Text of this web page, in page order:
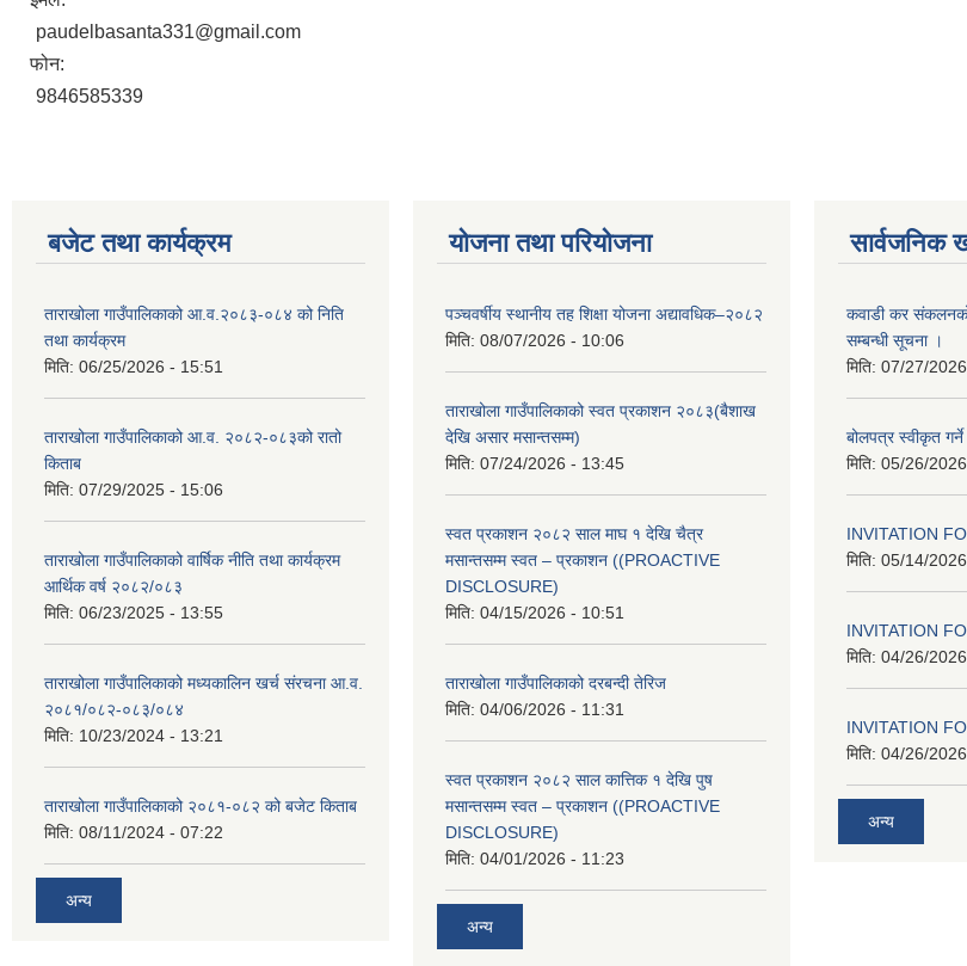
paudelbasanta331@gmail.com
फोन:
9846585339
बजेट तथा कार्यक्रम
ताराखोला गाउँपालिकाको आ.व.२०८३-०८४ को निति
तथा कार्यक्रम
मिति: 06/25/2026 - 15:51
ताराखोला गाउँपालिकाको आ.व. २०८२-०८३को रातो
किताब
मिति: 07/29/2025 - 15:06
ताराखोला गाउँपालिकाको वार्षिक नीति तथा कार्यक्रम
आर्थिक वर्ष २०८२/०८३
मिति: 06/23/2025 - 13:55
ताराखोला गाउँपालिकाको मध्यकालिन खर्च संरचना आ.व.
२०८१/०८२-०८३/०८४
मिति: 10/23/2024 - 13:21
ताराखोला गाउँपालिकाको २०८१-०८२ को बजेट किताब
मिति: 08/11/2024 - 07:22
अन्य
योजना तथा परियोजना
पञ्चवर्षीय स्थानीय तह शिक्षा योजना अद्यावधिक–२०८२
मिति: 08/07/2026 - 10:06
ताराखोला गाउँपालिकाको स्वत प्रकाशन २०८३(बैशाख
देखि असार मसान्तसम्म)
मिति: 07/24/2026 - 13:45
स्वत प्रकाशन २०८२ साल माघ १ देखि चैत्र
मसान्तसम्म स्वत – प्रकाशन ((PROACTIVE
DISCLOSURE)
मिति: 04/15/2026 - 10:51
ताराखोला गाउँपालिकाको दरबन्दी तेरिज
मिति: 04/06/2026 - 11:31
स्वत प्रकाशन २०८२ साल कात्तिक १ देखि पुष
मसान्तसम्म स्वत – प्रकाशन ((PROACTIVE
DISCLOSURE)
मिति: 04/01/2026 - 11:23
अन्य
सार्वजनिक
कवाडी कर
सम्बन्धी सूचना ।
मिति: 07/27/
बोलपत्र स्वीकृत
मिति: 05/26/
INVITATION
मिति: 05/14/
INVITATION
मिति: 04/26/
INVITATION
मिति: 04/26/
अन्य